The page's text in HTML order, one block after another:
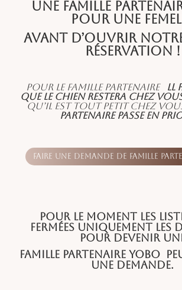
une famille
pour une
avant d’ouvrir
réservation !
Pour le Famille partenaire
ll
que le chien restera chez
qu’il est tout petit chez
partenaire passe en
Faire une demande de famille
Pour le moment les
fermées uniquement les
pour devenir
Famille partenaire YOBO
une demande.